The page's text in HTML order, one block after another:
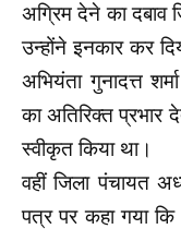
अग्रिम देने का दबाव
उन्होंने इनकार कर
अभियंता गुनादत्त
का अतिरिक्त
स्वीकृत किया था।
वहीं जिला पंचायत
पत्र पर कहा गया